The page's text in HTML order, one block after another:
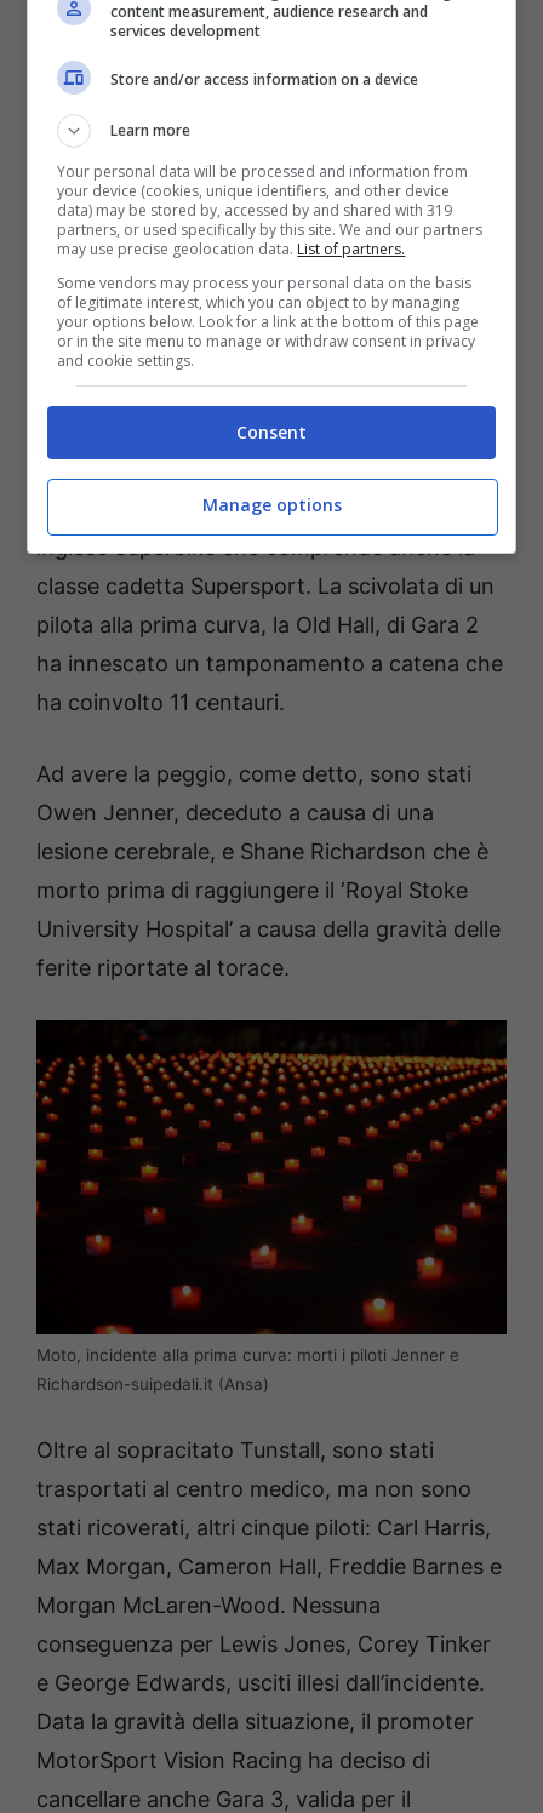
La Supersport Britannica (British Supersport
Owen Jenner, 21 anni, e Shane Richardson,
29 anni, che hanno perso la vita nel
drammatico incidente, consumatosi sul
circuito inglese di Oulton Park, che ha
coinvolto altri nove piloti tra cui Tom Tunstall
che ha riportato gravi lesioni alla schiena e
all’addome.
La comune passione per le corse in moto è
stata fatale al ventunenne inglese e al 29enne
funestato l’esordio stagionale del
inglese Superbike che comprende anche la
classe cadetta Supersport. La scivolata di un
pilota alla prima curva, la Old Hall, di Gara 2
ha innescato un tamponamento a catena che
ha coinvolto 11 centauri.
Ad avere la peggio, come detto, sono stati
Owen Jenner, deceduto a causa di una
lesione cerebrale, e Shane Richardson che è
morto prima di raggiungere il ‘Royal Stoke
University Hospital’ a causa della gravità delle
ferite riportate al torace.
Moto, incidente alla prima curva: morti i piloti Jenner e
Richardson-suipedali.it (Ansa)
Oltre al sopracitato Tunstall, sono stati
trasportati al centro medico, ma non sono
stati ricoverati, altri cinque piloti: Carl Harris,
Max Morgan, Cameron Hall, Freddie Barnes e
Morgan McLaren-Wood. Nessuna
conseguenza per Lewis Jones, Corey Tinker
e George Edwards, usciti illesi dall’incidente.
Data la gravità della situazione, il promoter
MotorSport Vision Racing ha deciso di
cancellare anche Gara 3, valida per il
content measurement, audience research and
services development
Store and/or access information on a device
Learn more
Your personal data will be processed and information from
your device (cookies, unique identifiers, and other device
data) may be stored by, accessed by and shared with 319
partners, or used specifically by this site. We and our partners
may use precise geolocation data. List of partners.
Some vendors may process your personal data on the basis
of legitimate interest, which you can object to by managing
your options below. Look for a link at the bottom of this page
or in the site menu to manage or withdraw consent in privacy
and cookie settings.
Consent
Manage options